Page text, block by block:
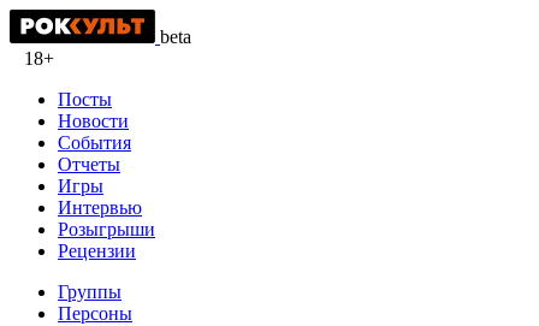
beta
18+
Посты
Новости
События
Отчеты
Игры
Интервью
Розыгрыши
Рецензии
Группы
Персоны